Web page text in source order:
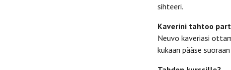
sihteeri.
Kaverini tahtoo
Neuvo kaveriasi
kukaan pääse